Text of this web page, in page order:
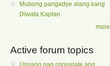
Mubong pangadye alang kang
Diwata Kaptan
more
Active forum topics
Unsaon pag conjugate ang